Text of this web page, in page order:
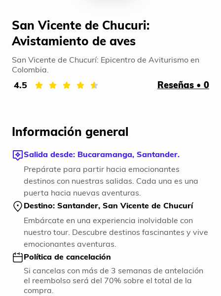
San Vicente de Chucuri:
Avistamiento de aves
San Vicente de Chucurí: Epicentro de Aviturismo en
Colombia.
4.5 Reseñas • 0
Información general
Salida desde: Bucaramanga, Santander.
Prepárate para partir hacia emocionantes
destinos con nuestras salidas. Cada una es una
puerta hacia nuevas aventuras.
Destino: Santander, San Vicente de Chucurí
Embárcate en una experiencia inolvidable con
nuestro tour. Descubre destinos fascinantes y vive
emocionantes aventuras.
Política de cancelación
Si cancelas con más de 3 semanas de antelación
el reembolso será del 70% sobre el total de la
compra.